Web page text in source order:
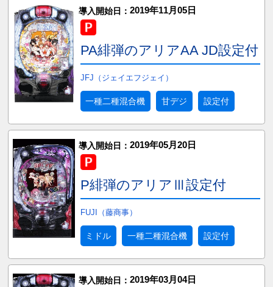
導入開始日： 2019年11月05日
PA緋弾のアリアAA JD設定付
JFJ（ジェイエフジェイ）
一種二種混合機 甘デジ 設定付
導入開始日： 2019年05月20日
P緋弾のアリアⅢ設定付
FUJI（藤商事）
ミドル 一種二種混合機 設定付
導入開始日： 2019年03月04日